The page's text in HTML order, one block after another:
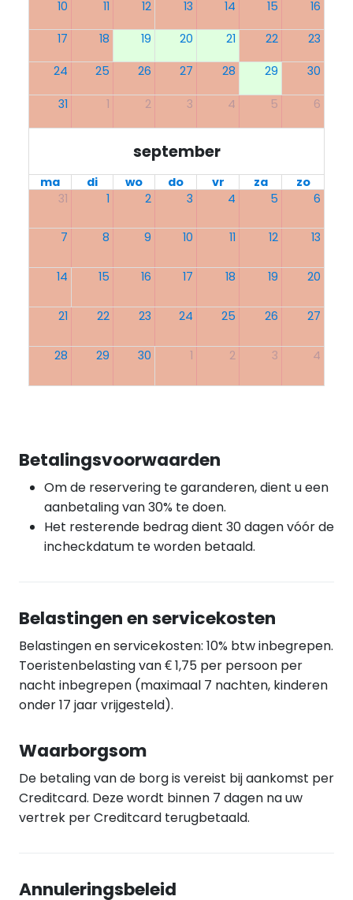
10 11 12 13 14 15 16
17 18 19 20 21 22 23
24 25 26 27 28 29 30
31 1 2 3 4 5 6
september
ma di wo do vr za
zo
31
1 2 3 4 5 6
7 8 9 10 11 12 13
14 15 16 17 18 19 20
21 22 23 24 25 26 27
28 29 30 1 2 3 4
Betalingsvoorwaarden
Om de reservering te garanderen, dient u een
aanbetaling van 30% te doen.
Het resterende bedrag dient 30 dagen vóór de
incheckdatum te worden betaald.
Belastingen en servicekosten
Belastingen en servicekosten: 10% btw inbegrepen.
Toeristenbelasting van € 1,75 per persoon per
nacht inbegrepen (maximaal 7 nachten, kinderen
onder 17 jaar vrijgesteld).
Waarborgsom
De betaling van de borg is vereist bij aankomst per
Creditcard. Deze wordt binnen 7 dagen na uw
vertrek per Creditcard terugbetaald.
Annuleringsbeleid